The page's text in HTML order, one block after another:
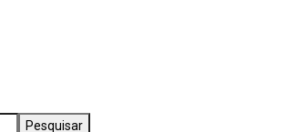
Pesquisar